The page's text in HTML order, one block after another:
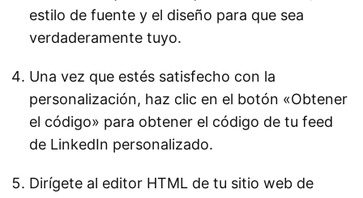
estilo de fuente y el diseño para que sea
verdaderamente tuyo.
Una vez que estés satisfecho con la
personalización, haz clic en el botón «Obtener
el código» para obtener el código de tu feed
de LinkedIn personalizado.
Dirígete al editor HTML de tu sitio web de